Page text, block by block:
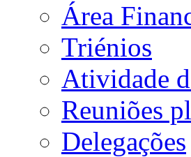
Área
Triénios
Atividade
Reuniões
Delegações